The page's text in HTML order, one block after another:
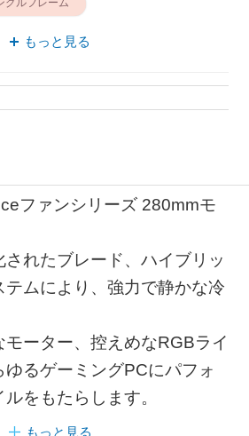
もっと見る
ファンシリーズ 280mmモ
れたブレード、ハイブリッ
テムにより、強力で静かな冷
ーター、控えめなRGBライ
るゲーミングPCにパフォ
をもたらします。
もっと見る